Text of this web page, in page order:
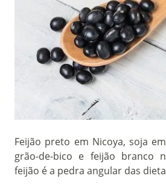
Feijão preto em Nicoya, soja
grão-de-bico e feijão branco
feijão é a pedra angular das